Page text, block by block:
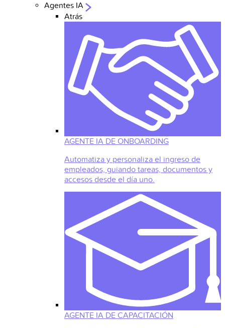
Agentes IA
Atrás
AGENTE IA DE ONBOARDING
Automatiza y personaliza el ingreso de
empleados, guiando tareas, documentos y
accesos desde el día uno.
AGENTE IA DE CAPACITACIÓN